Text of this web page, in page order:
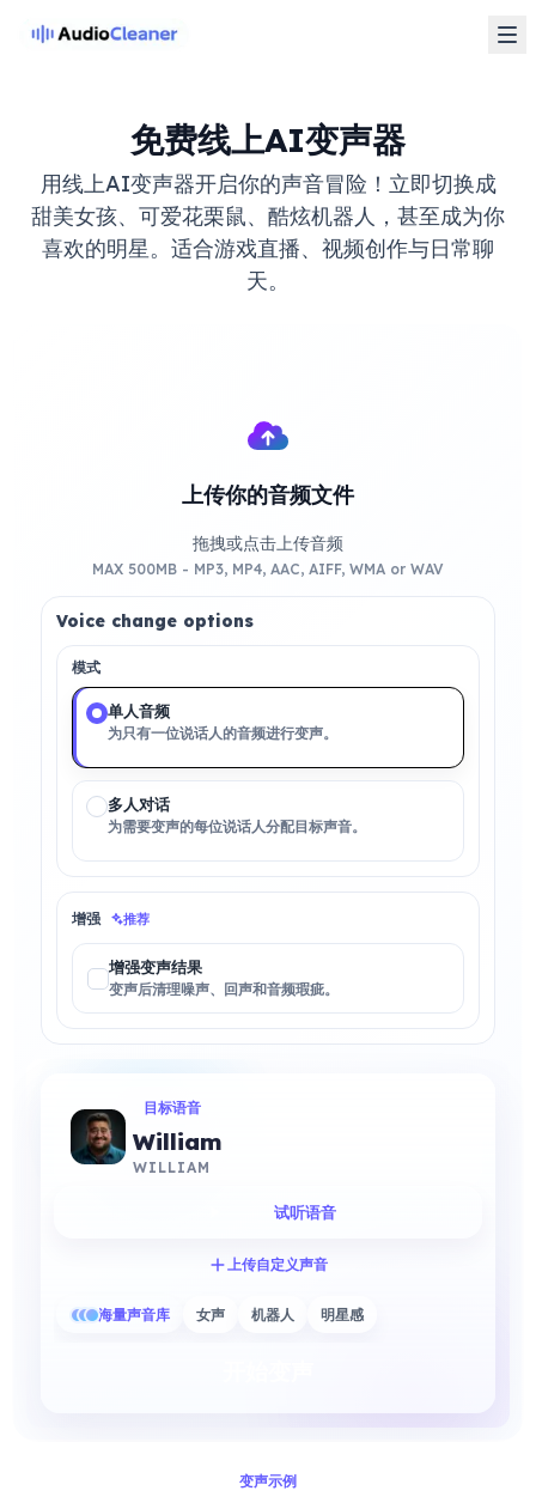
免费线上AI变声器
用线上AI变声器开启你的声音冒险！立即切换成
甜美女孩、可爱花栗鼠、酷炫机器人，甚至成为你
喜欢的明星。适合游戏直播、视频创作与日常聊
天。
目标语音
William
WILLIAM
试听语音
上传自定义声音
海量声音库 女声 机器人 明星感
上传你的音频文件
拖拽或点击上传音频
MAX 500MB - MP3, MP4, AAC, AIFF, WMA or WAV
Voice change options
模式
单人音频
为只有一位说话人的音频进行变声。
多人对话
为需要变声的每位说话人分配目标声音。
增强 推荐
增强变声结果
变声后清理噪声、回声和音频瑕疵。
变声示例